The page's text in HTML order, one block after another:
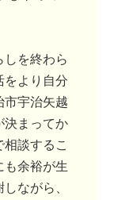
しを終わら
をより自分
市宇治矢越
決まってか
談するこ
も余裕が生
ながら、